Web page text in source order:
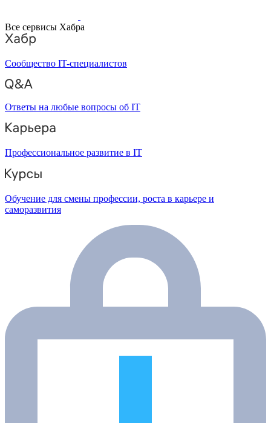
Все сервисы Хабра
Сообщество IT-специалистов
Ответы на любые вопросы об IT
Профессиональное развитие в IT
Обучение для смены профессии, роста в карьере и
саморазвития